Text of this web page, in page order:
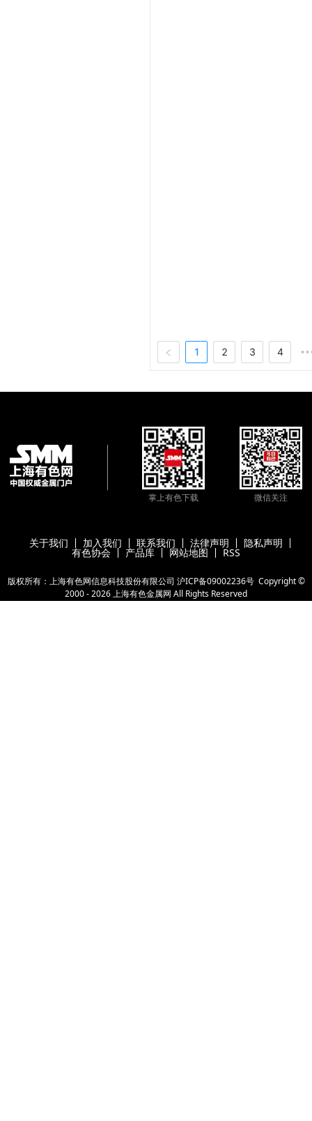
1 2 3 4
掌上有色下载 微信关注
关于我们 加入我们 联系我们 法律声明 隐私声明
有色协会 产品库 网站地图 RSS
版权所有：上海有色网信息科技股份有限公司 沪ICP备09002236号Copyright ©
2000 -2026上海有色金属网 All Rights Reserved